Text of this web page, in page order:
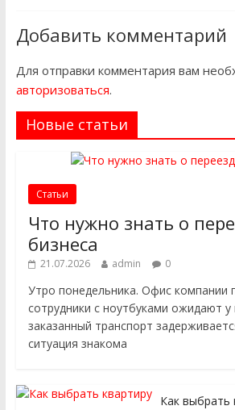
Добавить комментарий
Для отправки комментария вам
авторизоваться.
Новые статьи
Статьи
Что нужно знать о
бизнеса
21.07.2026 admin 0
Утро понедельника. Офис компании
сотрудники с ноутбуками ожидают у
заказанный транспорт
ситуация знакома
Как выбрать